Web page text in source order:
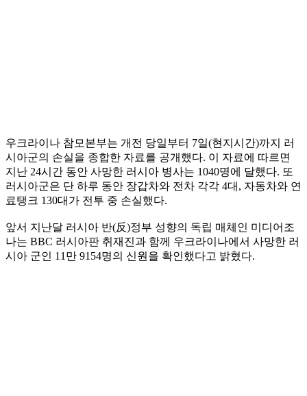
우크라이나 참모본부는 개전 당일부터 7일(현지시간)까지 러
시아군의 손실을 종합한 자료를 공개했다. 이 자료에 따르면
지난 24시간 동안 사망한 러시아 병사는 1040명에 달했다. 또
러시아군은 단 하루 동안 장갑차와 전차 각각 4대, 자동차와 연
료탱크 130대가 전투 중 손실했다.
앞서 지난달 러시아 반(反)정부 성향의 독립 매체인 미디어조
나는 BBC 러시아판 취재진과 함께 우크라이나에서 사망한 러
시아 군인 11만 9154명의 신원을 확인했다고 밝혔다.